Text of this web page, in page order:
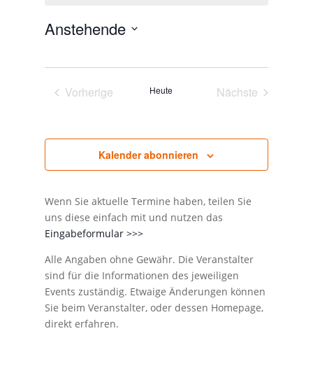
Anstehende
Vorherige
Heute
Nächste
Kalender abonnieren
Wenn Sie aktuelle Termine haben, teilen Sie
uns diese einfach mit und nutzen das
Eingabeformular >>>
Alle Angaben ohne Gewähr. Die Veranstalter
sind für die Informationen des jeweiligen
Events zuständig. Etwaige Änderungen können
Sie beim Veranstalter, oder dessen Homepage,
direkt erfahren.